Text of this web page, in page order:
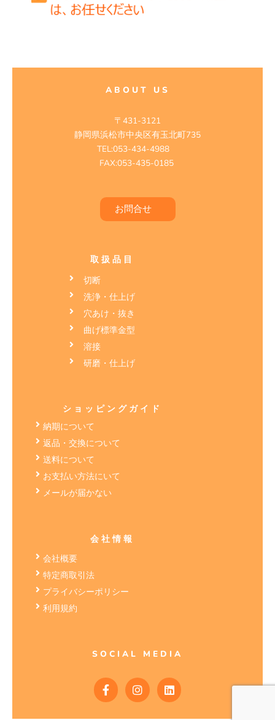
ABOUT US
〒431-3121
静岡県浜松市中央区有玉北町735
TEL:053-434-4988
FAX:053-435-0185
お問合せ
取扱品目
切断
洗浄・仕上げ
穴あけ・抜き
曲げ標準金型
溶接
研磨・仕上げ
ショッピングガイド
納期について
返品・交換について
送料について
お支払い方法にいて
メールが届かない
会社情報
会社概要
特定商取引法
プライバシーポリシー
利用規約
SOCIAL MEDIA
F
a
c
e
I
n
s
t
L
i
n
k